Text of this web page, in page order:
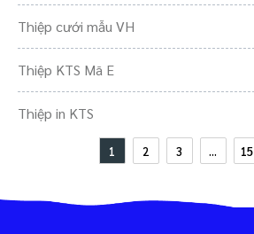
Thiệp cưới mẫu VH
Thiệp KTS Mã E
Thiệp in KTS
1 2 3 ... 15